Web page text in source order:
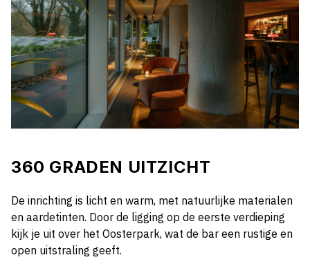
360 GRADEN UITZICHT
De inrichting is licht en warm, met natuurlijke materialen
en aardetinten. Door de ligging op de eerste verdieping
kijk je uit over het Oosterpark, wat de bar een rustige en
open uitstraling geeft.